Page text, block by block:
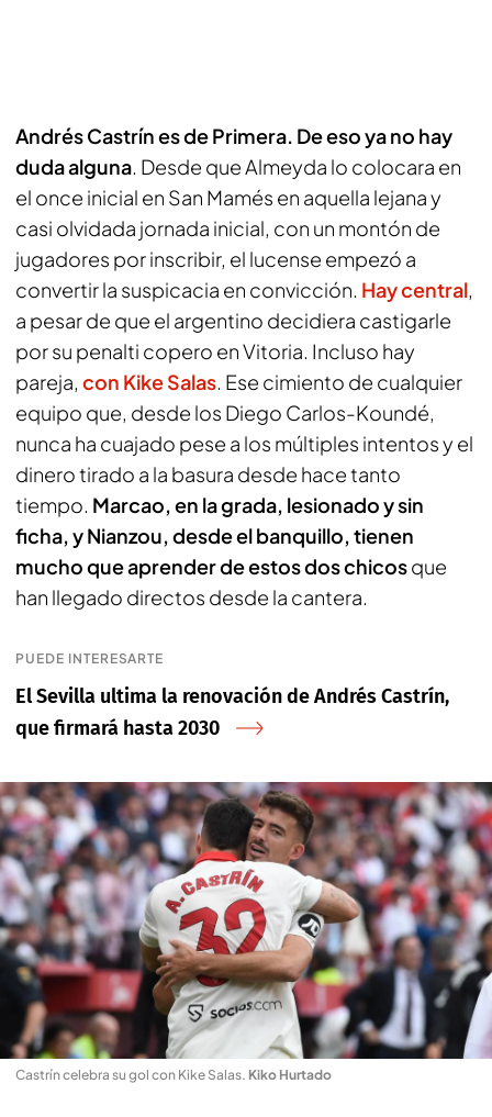
Andrés Castrín es de Primera. De eso ya no hay
duda alguna. Desde que Almeyda lo colocara en
el once inicial en San Mamés en aquella lejana y
casi olvidada jornada inicial, con un montón de
jugadores por inscribir, el lucense empezó a
convertir la suspicacia en convicción. Hay central,
a pesar de que el argentino decidiera castigarle
por su penalti copero en Vitoria. Incluso hay
pareja, con Kike Salas. Ese cimiento de cualquier
equipo que, desde los Diego Carlos-Koundé,
nunca ha cuajado pese a los múltiples intentos y el
dinero tirado a la basura desde hace tanto
tiempo. Marcao, en la grada, lesionado y sin
ficha, y Nianzou, desde el banquillo, tienen
mucho que aprender de estos dos chicosque
han llegado directos desde la cantera.
PUEDE INTERESARTE
El Sevilla ultima la renovación de Andrés Castrín,
que firmará hasta 2030
Castrín celebra su gol con Kike Salas. Kiko Hurtado